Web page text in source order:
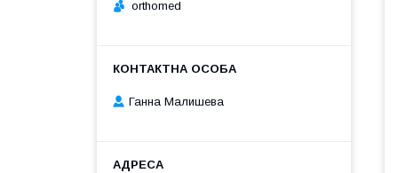
orthomed
Ганна Малишева